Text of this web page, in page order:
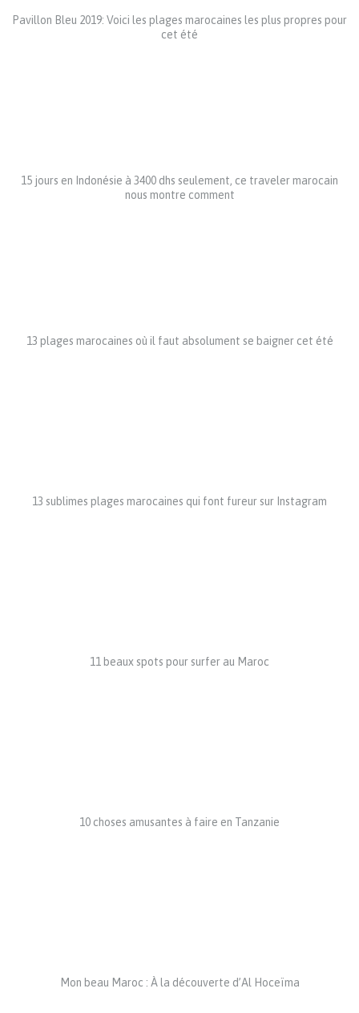
Pavillon Bleu 2019: Voici les plages marocaines les plus propres pour
cet été
15 jours en Indonésie à 3400 dhs seulement, ce traveler marocain
nous montre comment
13 plages marocaines où il faut absolument se baigner cet été
13 sublimes plages marocaines qui font fureur sur Instagram
11 beaux spots pour surfer au Maroc
10 choses amusantes à faire en Tanzanie
Mon beau Maroc : À la découverte d’Al Hoceïma